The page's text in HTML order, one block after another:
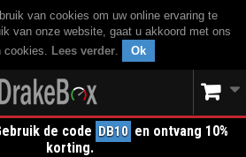
van cookies om uw online ervaring te
van onze website, gaat u akkoord met ons
cookies. Lees verder. Ok
de code DB10 en ontvang 10%
korting.